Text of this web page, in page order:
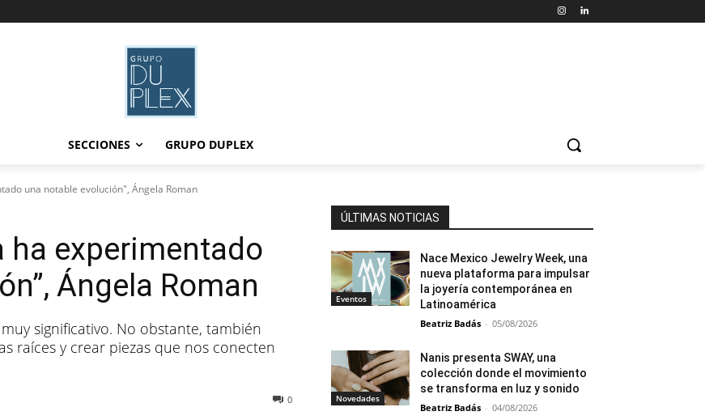
SECCIONES GRUPO DUPLEX
una notable evolución", Ángela Roman
ha experimentado
Ángela Roman
significativo. No obstante, también
raíces y crear piezas que nos conecten
0
ÚLTIMAS NOTICIAS
Eventos
Nace Mexico Jewelry Week, una
nueva plataforma para impulsar
la joyería contemporánea en
Latinoamérica
Beatriz Badás - 05/08/2026
Novedades
Nanis presenta SWAY, una
colección donde el movimiento
se transforma en luz y sonido
Beatriz Badás - 04/08/2026